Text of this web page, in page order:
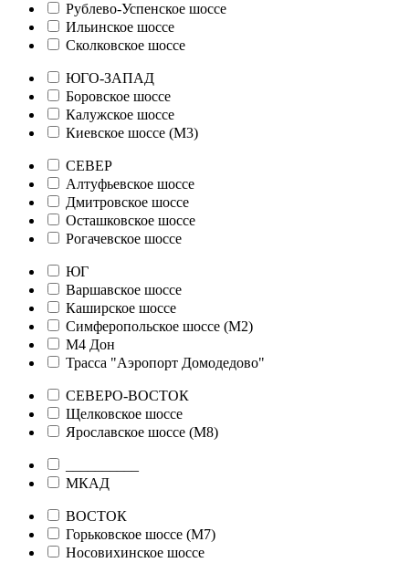
Рублево-Успенское шоссе
Ильинское шоссе
Сколковское шоссе
ЮГО-ЗАПАД
Боровское шоссе
Калужское шоссе
Киевское шоссе (М3)
СЕВЕР
Алтуфьевское шоссе
Дмитровское шоссе
Осташковское шоссе
Рогачевское шоссе
ЮГ
Варшавское шоссе
Каширское шоссе
Симферопольское шоссе (М2)
М4 Дон
Трасса "Аэропорт Домодедово"
СЕВЕРО-ВОСТОК
Щелковское шоссе
Ярославское шоссе (М8)
МКАД
ВОСТОК
Горьковское шоссе (М7)
Носовихинское шоссе